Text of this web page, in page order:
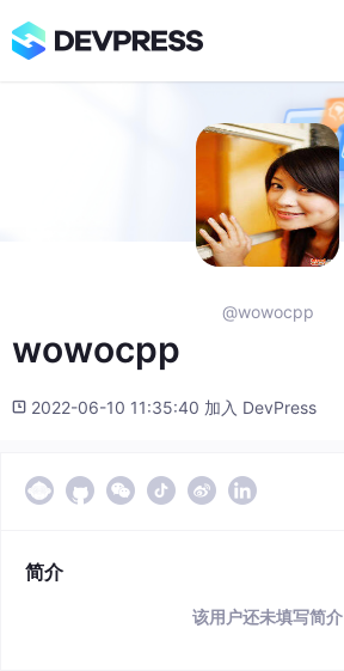
@wowocpp
wowocpp
2022-06-10 11:35:40 加入 DevPress
简介
该用户还未填写简介